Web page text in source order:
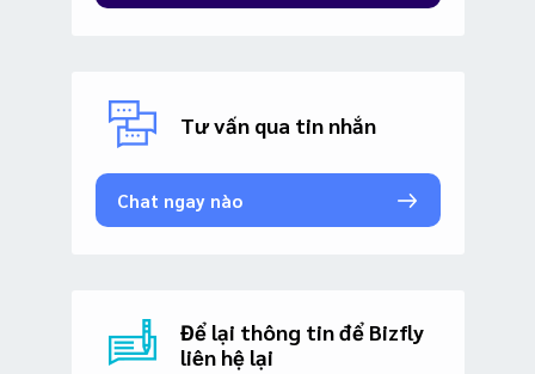
Tư vấn qua tin nhắn
Chat ngay nào
Để lại thông tin để Bizfly
liên hệ lại